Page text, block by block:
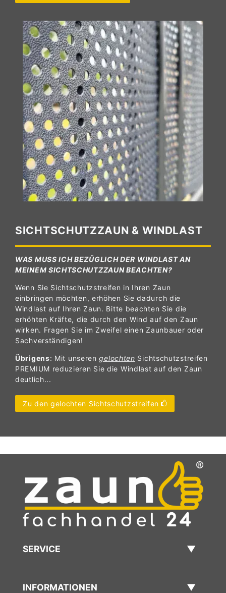
SICHTSCHUTZZAUN & WINDLAST
WAS MUSS ICH BEZÜGLICH DER WINDLAST AN
MEINEM SICHTSCHUTZZAUN BEACHTEN?
Wenn Sie Sichtschutzstreifen in Ihren Zaun
einbringen möchten, erhöhen Sie dadurch die
Windlast auf Ihren Zaun. Bitte beachten Sie die
erhöhten Kräfte, die durch den Wind auf den Zaun
wirken. Fragen Sie im Zweifel einen Zaunbauer oder
Sachverständigen!
Übrigens: Mit unserengelochten Sichtschutzstreifen
PREMIUM reduzieren Sie die Windlast auf den Zaun
deutlich...
Zu den gelochten Sichtschutzstreifen
SERVICE
INFORMATIONEN